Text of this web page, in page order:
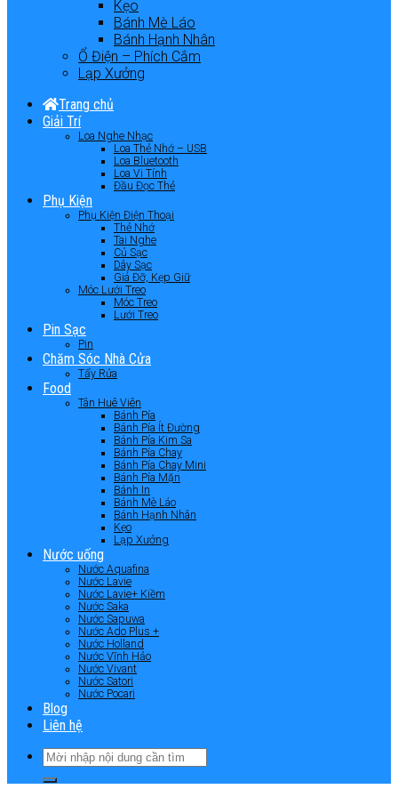
Kẹo
Bánh Mè Láo
Bánh Hạnh Nhân
Ổ Điện – Phích Cắm
Lạp Xưởng
Trang chủ
Giải Trí
Loa Nghe Nhạc
Loa Thẻ Nhớ – USB
Loa Bluetooth
Loa Vi Tính
Đầu Đọc Thẻ
Phụ Kiện
Phụ Kiện Điện Thoại
Thẻ Nhớ
Tai Nghe
Củ Sạc
Dây Sạc
Giá Đỡ, Kẹp Giữ
Móc Lưới Treo
Móc Treo
Lưới Treo
Pin Sạc
Pin
Chăm Sóc Nhà Cửa
Tẩy Rửa
Food
Tân Huê Viên
Bánh Pía
Bánh Pía Ít Đường
Bánh Pía Kim Sa
Bánh Pía Chay
Bánh Pía Chay Mini
Bánh Pía Mặn
Bánh In
Bánh Mè Láo
Bánh Hạnh Nhân
Kẹo
Lạp Xưởng
Nước uống
Nước Aquafina
Nước Lavie
Nước Lavie+ Kiềm
Nước Saka
Nước Sapuwa
Nước Ado Plus +
Nước Holland
Nước Vĩnh Hảo
Nước Vivant
Nước Satori
Nước Pocari
Blog
Liên hệ